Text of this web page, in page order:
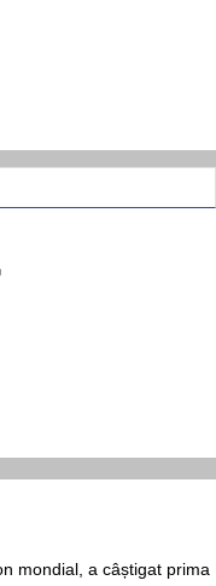
mondial, a câștigat prima